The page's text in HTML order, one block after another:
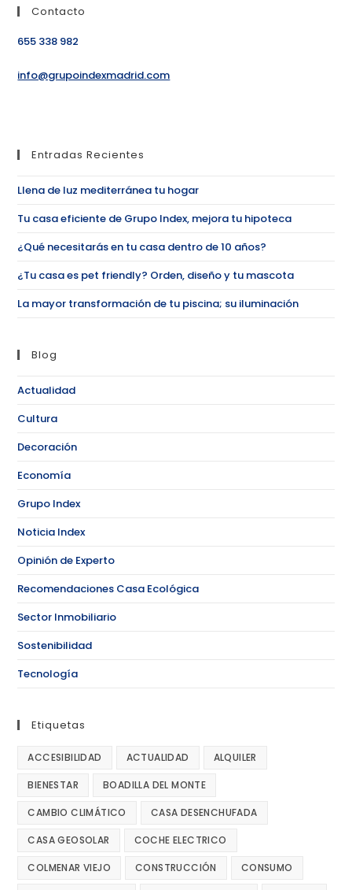
Contacto
655 338 982
info@grupoindexmadrid.com
Entradas Recientes
Llena de luz mediterránea tu hogar
Tu casa eficiente de Grupo Index, mejora tu hipoteca
¿Qué necesitarás en tu casa dentro de 10 años?
¿Tu casa es pet friendly? Orden, diseño y tu mascota
La mayor transformación de tu piscina; su iluminación
Blog
Actualidad
Cultura
Decoración
Economía
Grupo Index
Noticia Index
Opinión de Experto
Recomendaciones Casa Ecológica
Sector Inmobiliario
Sostenibilidad
Tecnología
Etiquetas
ACCESIBILIDAD ACTUALIDAD ALQUILER
BIENESTAR BOADILLA DEL MONTE
CAMBIO CLIMÁTICO CASA DESENCHUFADA
CASA GEOSOLAR COCHE ELECTRICO
COLMENAR VIEJO CONSTRUCCIÓN CONSUMO